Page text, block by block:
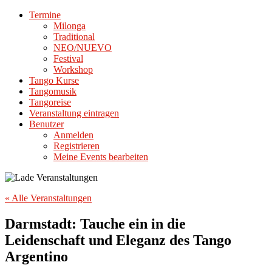
Termine
Milonga
Traditional
NEO/NUEVO
Festival
Workshop
Tango Kurse
Tangomusik
Tangoreise
Veranstaltung eintragen
Benutzer
Anmelden
Registrieren
Meine Events bearbeiten
« Alle Veranstaltungen
Darmstadt: Tauche ein in die
Leidenschaft und Eleganz des Tango
Argentino